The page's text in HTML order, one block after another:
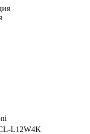
L12W4K